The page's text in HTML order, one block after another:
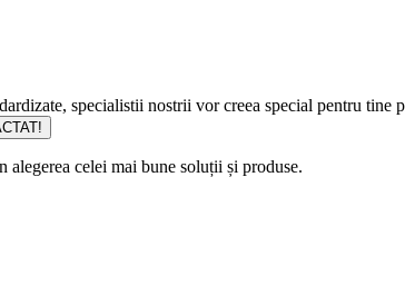
specialistii nostrii vor creea special pentru tine
celei mai bune soluții și produse.